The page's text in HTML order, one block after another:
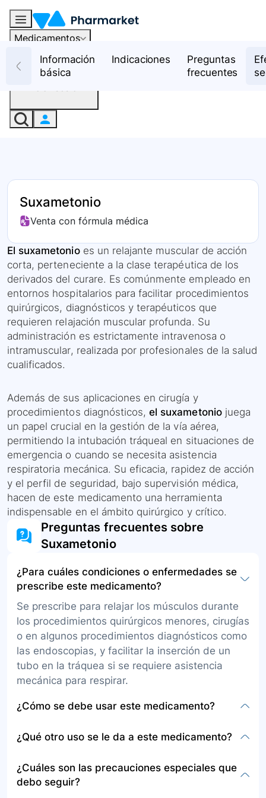
Medicamentos
RecursosInformación
básica
Indicaciones
Preguntas
frecuentes
Suxametonio
Venta con fórmula médica
El suxametonioes un relajante muscular de acción
corta, perteneciente a la clase terapéutica de los
derivados del curare. Es comúnmente empleado en
entornos hospitalarios para facilitar procedimientos
quirúrgicos, diagnósticos y terapéuticos que
requieren relajación muscular profunda. Su
administración es estrictamente intravenosa o
intramuscular, realizada por profesionales de la salud
cualificados.
Además de sus aplicaciones en cirugía y
procedimientos diagnósticos,el suxametoniojuega
un papel crucial en la gestión de la vía aérea,
permitiendo la intubación tráqueal en situaciones de
emergencia o cuando se necesita asistencia
respiratoria mecánica. Su eficacia, rapidez de acción
y el perfil de seguridad, bajo supervisión médica,
hacen de este medicamento una herramienta
indispensable en el ámbito quirúrgico y crítico.
Preguntas frecuentes sobre
Suxametonio
¿Para cuáles condiciones o enfermedades se
prescribe este medicamento?
Se prescribe para relajar los músculos durante
los procedimientos quirúrgicos menores, cirugías
o en algunos procedimientos diagnósticos como
las endoscopias, y facilitar la inserción de un
tubo en la tráquea si se requiere asistencia
mecánica para respirar.
¿Cómo se debe usar este medicamento?
administración por vía intravenosa o
administrado por un médico anestesiólogo o un
profesional en enfermería bajo estrecha
¿Qué otro uso se le da a este medicamento?
quirúrgicos, se utiliza para facilitar la intubación
en pacientes con trauma craneoencefálico
¿Cuáles son las precauciones especiales que
debo seguir?